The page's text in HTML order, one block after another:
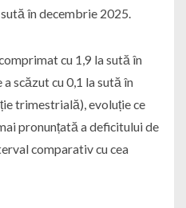
în decembrie 2025.
cu 1,9 la sută în
scăzut cu 0,1 la sută în
trimestrială), evoluție ce
pronunțată a deficitului de
comparativ cu cea